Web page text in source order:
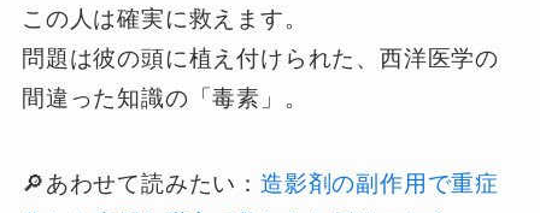
この人は確実に救えます。
問題は彼の頭に植え付けられた、西洋医学の
間違った知識の「毒素」。
🔎あわせて読みたい： 造影剤の副作用で重症